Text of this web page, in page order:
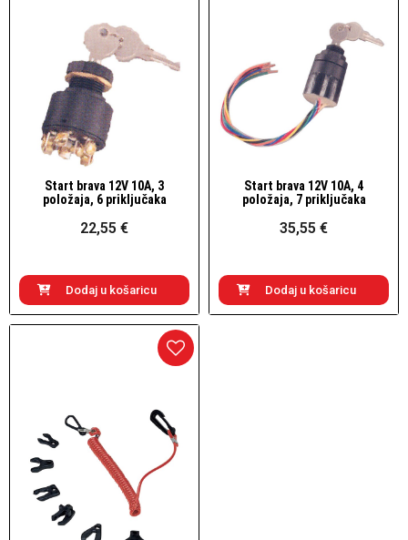
Brzi pogled
Start brava 12V 10A, 3
položaja, 6 priključaka
22,55 €
Dodaj u košaricu
Brzi pogled
Start brava 12V 10A, 4
položaja, 7 priključaka
35,55 €
Dodaj u košaricu